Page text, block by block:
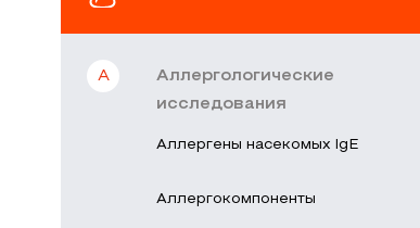
А
Аллергологические
исследования
Аллергены насекомых IgE
Аллергокомпоненты